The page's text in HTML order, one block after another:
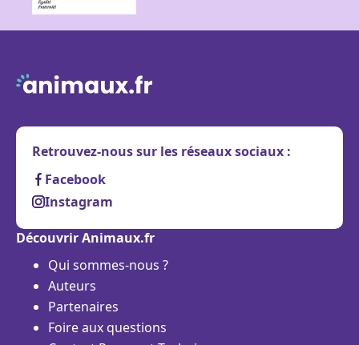
Retrouvez-nous sur les réseaux sociaux :
Facebook
Instagram
Découvrir Animaux.fr
Qui sommes-nous ?
Auteurs
Partenaires
Foire aux questions